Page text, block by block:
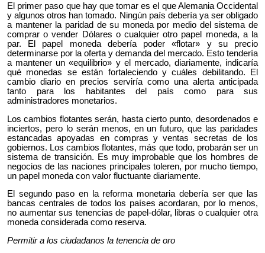
El primer paso que hay que tomar es el que Alemania Occidental
y algunos otros han tomado. Ningún país debería ya ser obligado
a mantener la paridad de su moneda por medio del sistema de
comprar o vender Dólares o cualquier otro papel moneda, a la
par. El papel moneda debería poder «flotar» y su precio
determinarse por la oferta y demanda del mercado. Esto tendería
a mantener un «equilibrio» y el mercado, diariamente, indicaría
qué monedas se están fortaleciendo y cuáles debilitando. El
cambio diario en precios serviría como una alerta anticipada
tanto para los habitantes del país como para sus
administradores monetarios.
Los cambios flotantes serán, hasta cierto punto, desordenados e
inciertos, pero lo serán menos, en un futuro, que las paridades
estancadas apoyadas en compras y ventas secretas de los
gobiernos. Los cambios flotantes, más que todo, probarán ser un
sistema de transición. Es muy improbable que los hombres de
negocios de las naciones principales toleren, por mucho tiempo,
un papel moneda con valor fluctuante diariamente.
El segundo paso en la reforma monetaria debería ser que las
bancas centrales de todos los países acordaran, por lo menos,
no aumentar sus tenencias de papel-dólar, libras o cualquier otra
moneda considerada como reserva.
Permitir a los ciudadanos la tenencia de oro